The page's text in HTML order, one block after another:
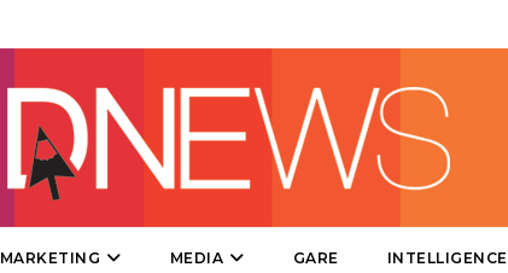
PUNTI VENDITA
CSR
MARKETING MEDIA GARE INTELLIGENCE